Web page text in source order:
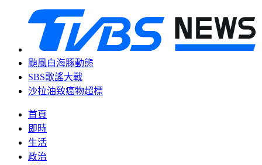
颱風白海豚動態
SBS歌謠大戰
沙拉油致癌物超標
首頁
即時
生活
政治